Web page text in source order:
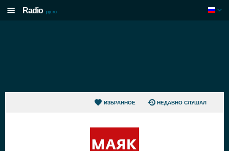
Radio .pp.ru
ИЗБРАННОЕ НЕДАВНО СЛУШАЛ